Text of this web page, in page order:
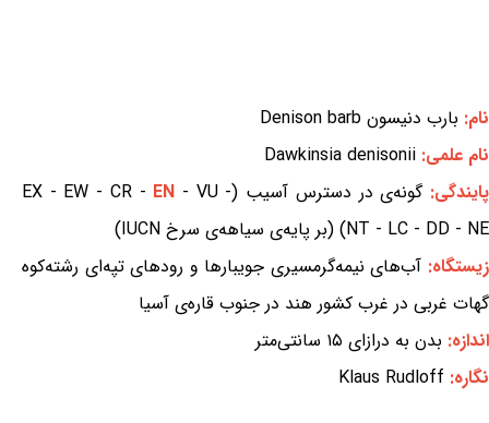
نام: بارب دنیسون Denison barb
نام علمی: Dawkinsia denisonii
پایندگی:گونه‌ی در دسترس آسیب (EX - EW - CR - EN - VU -
NT - LC - DD - NE) (بر پایه‌ی سیاهه‌ی سرخ IUCN)
زیستگاه: آب‌های نیمه‌گرمسیری جویبارها و رودهای تپه‌ای رشته‌کوه
گهات غربی در غرب کشور هند در جنوب قاره‌ی آسیا
اندازه: بدن به درازای ۱۵ سانتی‌متر
نگاره: Klaus Rudloff